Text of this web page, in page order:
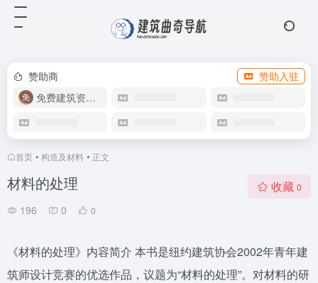
赞助商
赞助入驻
免费建筑资源库
首页 • 构造及材料 • 正文
材料的处理
196 0 0
收藏 0
《材料的处理》内容简介 本书是纽约建筑协会2002年青年建
筑师设计竞赛的优选作品，议题为“材料的处理”。对材料的研